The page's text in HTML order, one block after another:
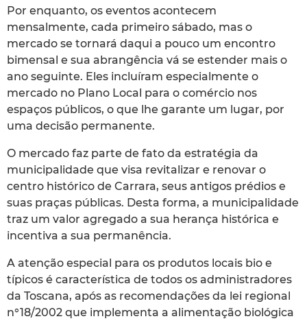
Por enquanto, os eventos acontecem
mensalmente, cada primeiro sábado, mas o
mercado se tornará daqui a pouco um encontro
bimensal e sua abrangência vá se estender mais o
ano seguinte. Eles incluíram especialmente o
mercado no Plano Local para o comércio nos
espaços públicos, o que lhe garante um lugar, por
uma decisão permanente.
O mercado faz parte de fato da estratégia da
municipalidade que visa revitalizar e renovar o
centro histórico de Carrara, seus antigos prédios e
suas praças públicas. Desta forma, a municipalidade
traz um valor agregado a sua herança histórica e
incentiva a sua permanência.
A atenção especial para os produtos locais bio e
típicos é característica de todos os administradores
da Toscana, após as recomendações da lei regional
n°18/2002 que implementa a alimentação biológica